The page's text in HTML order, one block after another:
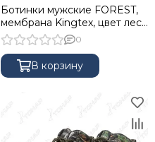
Ботинки мужские FOREST,
мембрана Kingtex, цвет лес,
44 NISUS
0
В корзину